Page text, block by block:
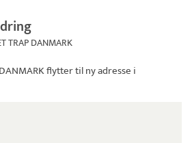
TRAP DANMARK
flytter til ny adresse i